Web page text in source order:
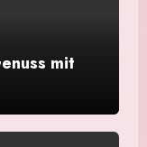
mit